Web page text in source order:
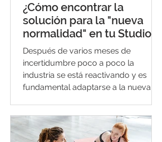
¿Cómo encontrar la
solución para la "nueva
normalidad" en tu Studio?
Después de varios meses de
incertidumbre poco a poco la
industria se está reactivando y es
fundamental adaptarse a la nueva